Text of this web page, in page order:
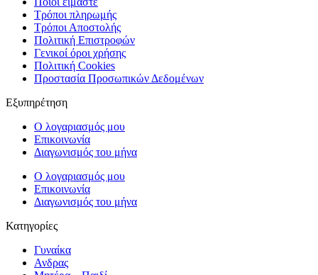
Τρόποι πληρωμής
Τρόποι Αποστολής
Πολιτική Επιστροφών
Γενικοί όροι χρήσης
Πολιτική Cookies
Προστασία Προσωπικών Δεδομένων
Εξυπηρέτηση
Ο λογαριασμός μου
Επικοινωνία
Διαγωνισμός του μήνα
Ο λογαριασμός μου
Επικοινωνία
Διαγωνισμός του μήνα
Κατηγορίες
Γυναίκα
Ανδρας